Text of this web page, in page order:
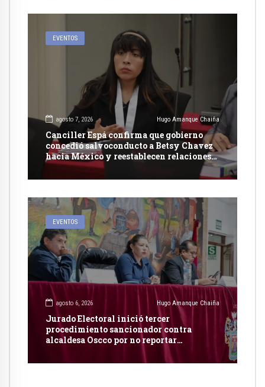
EVENTOS
agosto 7, 2026 Hugo Amanque Chaiña
Canciller Espá confirma que gobierno
concedió salvoconducto a Betsy Chavez
hacia México y reestablecen relaciones
con dicho país
EVENTOS
agosto 6, 2026 Hugo Amanque Chaiña
Jurado Electoral inició tercer
procedimiento sancionador contra
alcaldesa Oscco por no reportar